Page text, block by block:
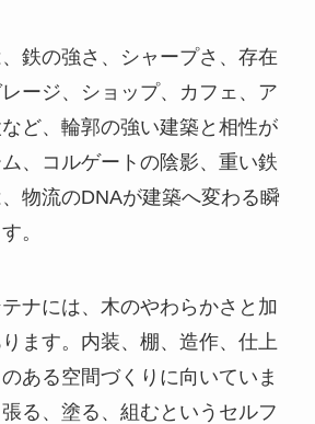
鉄の強さ、シャープさ、存在
ージ、ショップ、カフェ、ア
ど、輪郭の強い建築と相性が
、コルゲートの陰影、重い鉄
物流のDNAが建築へ変わる瞬
。
ナには、木のやわらかさと加
ます。内装、棚、造作、仕上
ある空間づくりに向いていま
る、塗る、組むというセルフ